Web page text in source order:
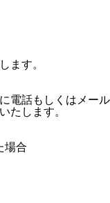
ます。
電話もしくはメール
たします。
場合